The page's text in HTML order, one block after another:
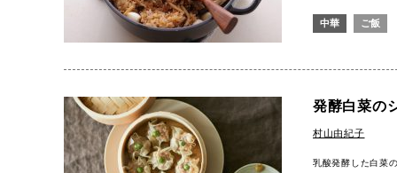
中華 ご飯
発酵白菜の
村山由紀子
乳酸発酵した白菜